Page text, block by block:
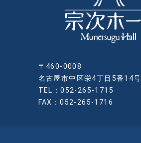
〒460-0008
名古屋市中区栄4丁目5番14号
TEL：052-265-1715
FAX：052-265-1716